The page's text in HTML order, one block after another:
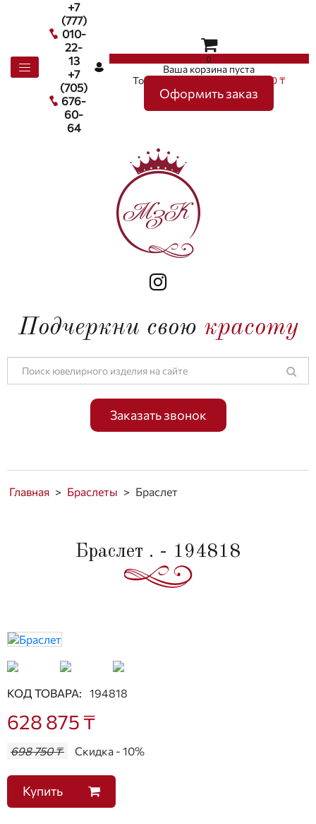
+7
(777)
010-
22-
13
+7
(705)
676-
60-
64
0
Ваша корзина пуста
Товаров в корзине
на сумму0 ₸
Оформить заказ
Подчеркни свою красоту
Заказать звонок
Главная > Браслеты > Браслет
Браслет . - 194818
КОД ТОВАРА: 194818
628 875 ₸
698 750 ₸ Скидка - 10%
Купить